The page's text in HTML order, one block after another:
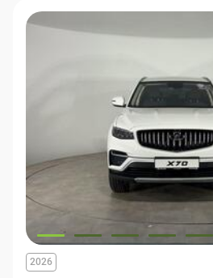
2026